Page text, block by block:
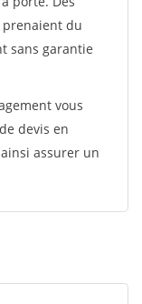
prenaient du
sans garantie
vous
devis en
assurer un